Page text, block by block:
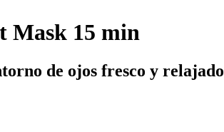
Mask 15 min
de ojos fresco y relajado